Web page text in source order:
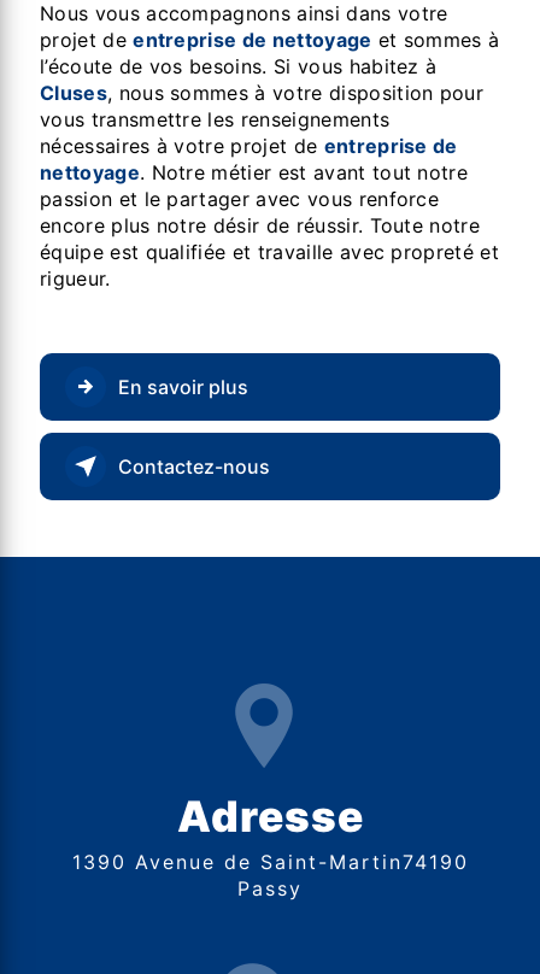
Nous vous accompagnons ainsi dans votre
projet deentreprise de nettoyage et sommes à
l’écoute de vos besoins. Si vous habitez à
Cluses, nous sommes à votre disposition pour
vous transmettre les renseignements
nécessaires à votre projet de entreprise de
nettoyage. Notre métier est avant tout notre
passion et le partager avec vous renforce
encore plus notre désir de réussir. Toute notre
équipe est qualifiée et travaille avec propreté et
rigueur.
En savoir plus
Contactez-nous
Adresse
1390 Avenue de Saint-Martin74190
Passy